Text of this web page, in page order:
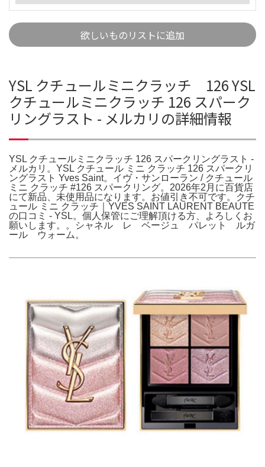
欲しいものリストに追加
YSL クチュールミニクラッチ 126 YSL
クチュールミニクラッチ 126 スパーク
リングラスト - メルカリの詳細情報
YSL クチュールミニクラッチ 126 スパークリングラスト -
メルカリ。YSL クチュール ミニ クラッチ 126 スパークリ
ングラスト Yves Saint。イヴ・サンローラン / クチュール
ミニ クラッチ #126 スパークリング。2026年2月に百貨店
にて新品、未使用品になります。お値引き不可です。クチ
ュール ミニ クラッチ｜YVES SAINT LAURENT BEAUTE
の口コミ - YSL。個人保管にご理解頂ける方、よろしくお
願いします。。シャネル レ ベージュ パレット ルガ
ール ウォーム。